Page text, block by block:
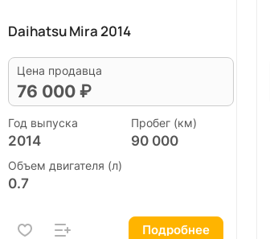
Daihatsu Mira 2014
Цена продавца
76 000 ₽
Год выпуска
2014
Пробег (км)
90 000
Объем двигателя (л)
0.7
Подробнее